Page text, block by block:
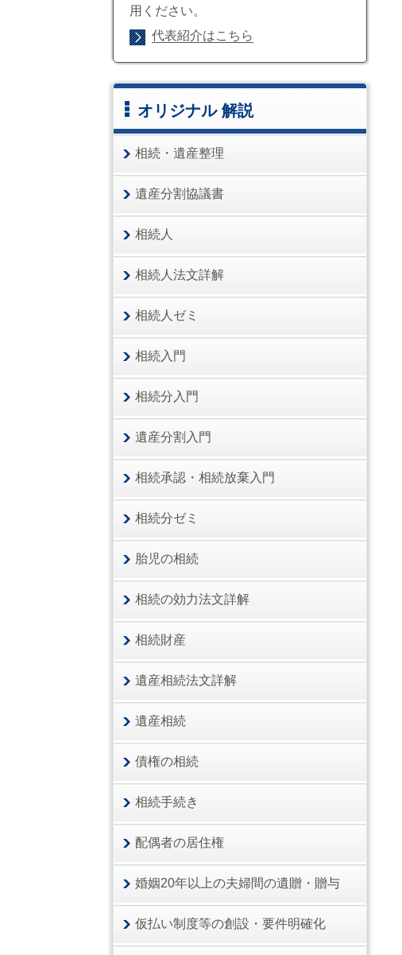
用ください。
代表紹介はこちら
オリジナル 解説
相続・遺産整理
遺産分割協議書
相続人
相続人法文詳解
相続人ゼミ
相続入門
相続分入門
遺産分割入門
相続承認・相続放棄入門
相続分ゼミ
胎児の相続
相続の効力法文詳解
相続財産
遺産相続法文詳解
遺産相続
債権の相続
相続手続き
配偶者の居住権
婚姻20年以上の夫婦間の遺贈・贈与
仮払い制度等の創設・要件明確化